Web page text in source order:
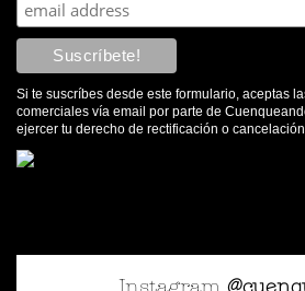
Si te suscríbes desde este formulario, aceptas
comerciales vía email por parte de
ejercer tu derecho de rectificación o